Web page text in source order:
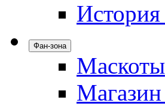
История
Фан-зона
Маскоты